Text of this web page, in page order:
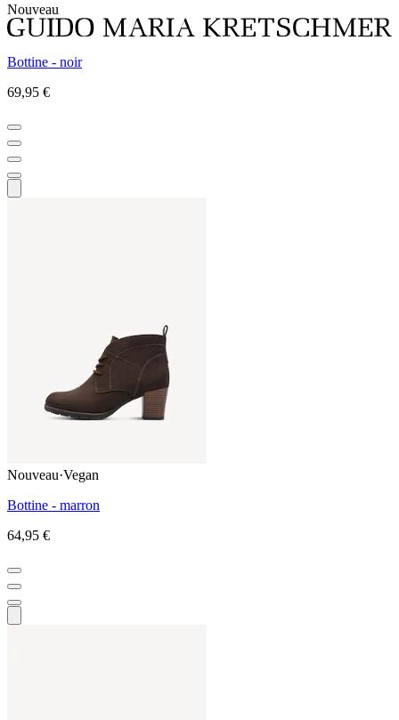
Nouveau
Bottine - noir
69,95 €
Nouveau·Vegan
Bottine - marron
64,95 €